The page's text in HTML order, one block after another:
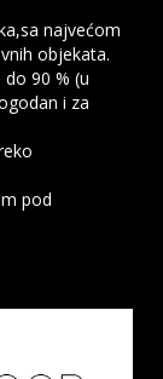
najvećom
objekata.
90 % (u
i za
pod